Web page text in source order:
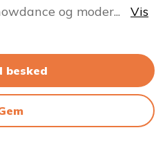
og moder...
Vis
besked